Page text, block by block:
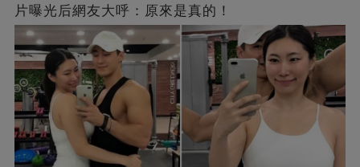
片曝光后網友大呼：原來是真的！